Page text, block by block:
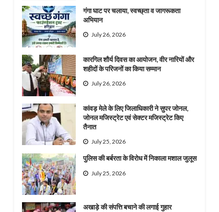
गंगा घाट पर चलाया, स्वच्छ्ता व जागरूकता
अभियान
July 26, 2026
कारगिल शौर्य दिवस का आयोजन, वीर नारियों और
शहीदों के परिजनों का किया सम्मान
July 26, 2026
कांवड़ मेले के लिए जिलाधिकारी ने सुपर जोनल,
जोनल मजिस्ट्रेट एवं सेक्टर मजिस्ट्रेट किए
तैनात
July 25, 2026
पुलिस की बर्बरता के विरोध में निकाला मशाल जुलूस
July 25, 2026
अखाड़े की संपत्ति बचाने की लगाई गुहार